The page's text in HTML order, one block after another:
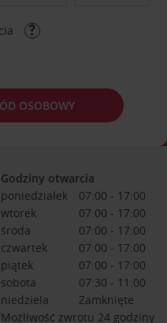
OSOBOWY
Godziny otwarcia
poniedziałek
07:00 - 17:00
wtorek
07:00 - 17:00
środa
07:00 - 17:00
czwartek
07:00 - 17:00
piątek
07:00 - 17:00
sobota
07:30 - 11:00
niedziela
Zamknięte
Możliwość zwrotu 24 godziny